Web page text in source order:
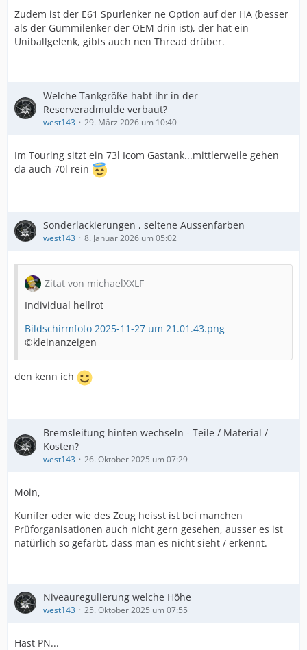
Zudem ist der E61 Spurlenker ne Option auf der HA (besser
als der Gummilenker der OEM drin ist), der hat ein
Uniballgelenk, gibts auch nen Thread drüber.
Welche Tankgröße habt ihr in der
Reserveradmulde verbaut?
west143 29. März 2026 um 10:40
Im Touring sitzt ein 73l Icom Gastank...mittlerweile gehen
da auch 70l rein
Sonderlackierungen , seltene Aussenfarben
west143 8. Januar 2026 um 05:02
Zitat von michaelXXLF
Individual hellrot
Bildschirmfoto 2025-11-27 um 21.01.43.png
©kleinanzeigen
den kenn ich
Bremsleitung hinten wechseln - Teile / Material /
Kosten?
west143 26. Oktober 2025 um 07:29
Moin,
Kunifer oder wie des Zeug heisst ist bei manchen
Prüforganisationen auch nicht gern gesehen, ausser es ist
natürlich so gefärbt, dass man es nicht sieht / erkennt.
Niveauregulierung welche Höhe
west143 25. Oktober 2025 um 07:55
Hast PN...